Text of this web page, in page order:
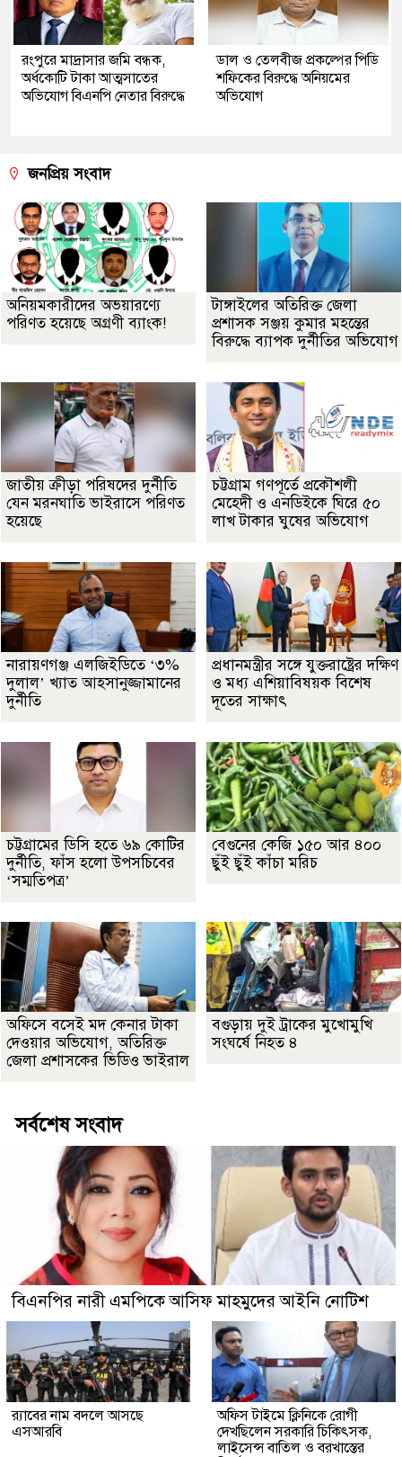
রংপুরে মাদ্রাসার জমি বন্ধক,
অর্ধকোটি টাকা আত্মসাতের
অভিযোগ বিএনপি নেতার বিরুদ্ধে
ডাল ও তেলবীজ প্রকল্পের পিডি
শফিকের বিরুদ্ধে অনিয়মের
অভিযোগ
জনপ্রিয় সংবাদ
অনিয়মকারীদের অভয়ারণ্যে
পরিণত হয়েছে অগ্রণী ব্যাংক!
টাঙ্গাইলের অতিরিক্ত জেলা
প্রশাসক সঞ্জয় কুমার মহন্তের
বিরুদ্ধে ব্যাপক দুর্নীতির অভিযোগ
জাতীয় ক্রীড়া পরিষদের দুর্নীতি
যেন মরনঘাতি ভাইরাসে পরিণত
হয়েছে
চট্টগ্রাম গণপূর্তে প্রকৌশলী
মেহেদী ও এনডিইকে ঘিরে ৫০
লাখ টাকার ঘুষের অভিযোগ
নারায়ণগঞ্জ এলজিইডিতে ‘৩%
দুলাল’ খ্যাত আহসানুজ্জামানের
দুর্নীতি
প্রধানমন্ত্রীর সঙ্গে যুক্তরাষ্ট্রের দক্ষিণ
ও মধ্য এশিয়াবিষয়ক বিশেষ
দূতের সাক্ষাৎ
চট্টগ্রামের ডিসি হতে ৬৯ কোটির
দুর্নীতি, ফাঁস হলো উপসচিবের
‘সম্মতিপত্র’
বেগুনের কেজি ১৫০ আর ৪০০
ছুঁই ছুঁই কাঁচা মরিচ
অফিসে বসেই মদ কেনার টাকা
দেওয়ার অভিযোগ, অতিরিক্ত
জেলা প্রশাসকের ভিডিও ভাইরাল
বগুড়ায় দুই ট্রাকের মুখোমুখি
সংঘর্ষে নিহত ৪
সর্বশেষ সংবাদ
বিএনপির নারী এমপিকে আসিফ মাহমুদের আইনি নোটিশ
র‍্যাবের নাম বদলে আসছে
এসআরবি
অফিস টাইমে ক্লিনিকে রোগী
দেখছিলেন সরকারি চিকিৎসক,
লাইসেন্স বাতিল ও বরখাস্তের